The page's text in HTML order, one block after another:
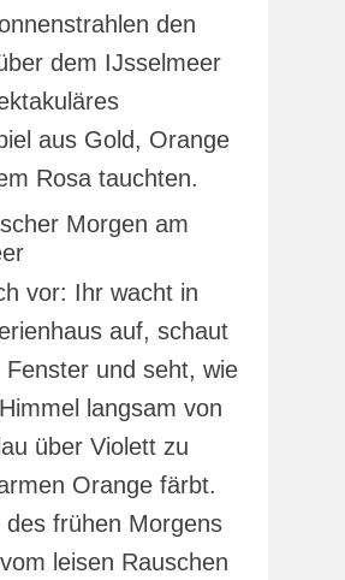
den
dem IJsselmeer
aus Gold, Orange
Rosa tauchten.
Morgen am
vor: Ihr wacht in
auf, schaut
Fenster und seht, wie
langsam von
über Violett zu
Orange färbt.
des frühen Morgens
leisen Rauschen